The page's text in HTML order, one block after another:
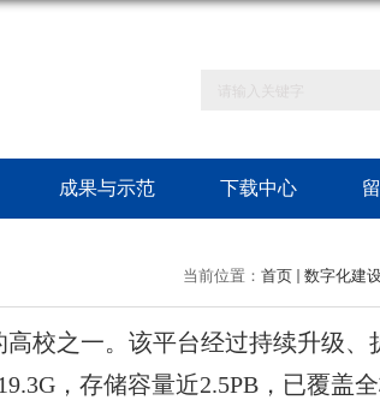
成果与示范 下载中心
当前位置： 首页 数字化建
高校之一。该平台经过持续升级、
，存储容量近2.5PB ，已覆盖